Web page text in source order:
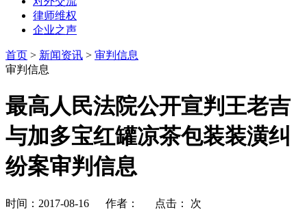
律师维权
企业之声
首页 > 新闻资讯 > 审判信息
审判信息
最高人民法院公开宣判王老吉
与加多宝红罐凉茶包装装潢纠
纷案审判信息
时间：2017-08-16 作者： 点击： 次